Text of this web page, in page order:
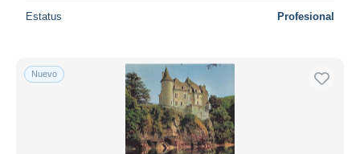
Estatus Profesional
Nuevo